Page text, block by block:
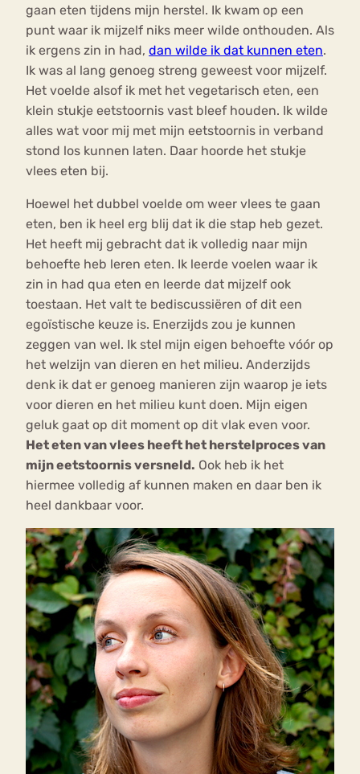
gaan eten tijdens mijn herstel. Ik kwam op een
punt waar ik mijzelf niks meer wilde onthouden. Als
ik ergens zin in had, dan wilde ik dat kunnen eten.
Ik was al lang genoeg streng geweest voor mijzelf.
Het voelde alsof ik met het vegetarisch eten, een
klein stukje eetstoornis vast bleef houden. Ik wilde
alles wat voor mij met mijn eetstoornis in verband
stond los kunnen laten. Daar hoorde het stukje
vlees eten bij.
Hoewel het dubbel voelde om weer vlees te gaan
eten, ben ik heel erg blij dat ik die stap heb gezet.
Het heeft mij gebracht dat ik volledig naar mijn
behoefte heb leren eten. Ik leerde voelen waar ik
zin in had qua eten en leerde dat mijzelf ook
toestaan. Het valt te bediscussiëren of dit een
egoïstische keuze is. Enerzijds zou je kunnen
zeggen van wel. Ik stel mijn eigen behoefte vóór op
het welzijn van dieren en het milieu. Anderzijds
denk ik dat er genoeg manieren zijn waarop je iets
voor dieren en het milieu kunt doen. Mijn eigen
geluk gaat op dit moment op dit vlak even voor.
Het eten van vlees heeft het herstelproces van
mijn eetstoornis versneld. Ook heb ik het
hiermee volledig af kunnen maken en daar ben ik
heel dankbaar voor.